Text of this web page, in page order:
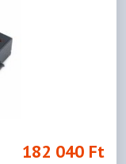
182 040 Ft